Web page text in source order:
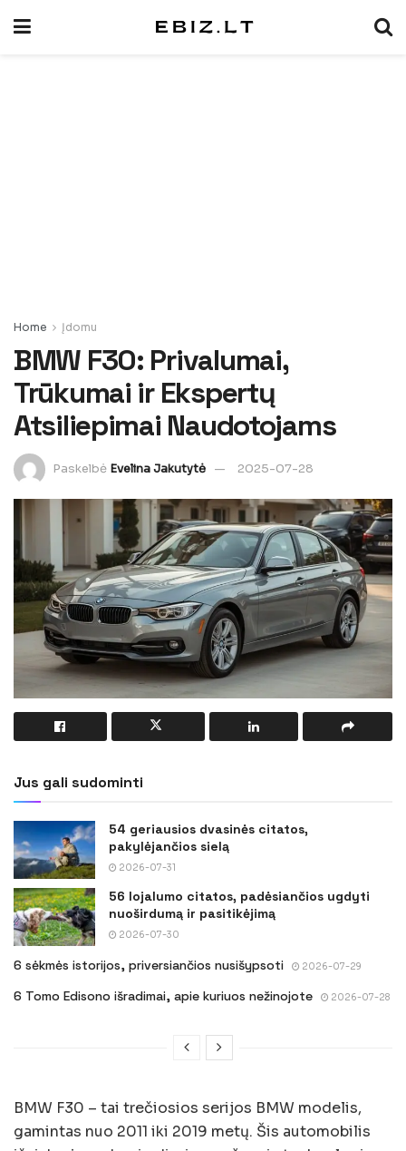
Home Įdomu
BMW F30: Privalumai,
Trūkumai ir Ekspertų
Atsiliepimai Naudotojams
Paskelbė Evelina Jakutytė 2025-07-28
Jus gali sudominti
54 geriausios dvasinės citatos,
pakylėjančios sielą
2026-07-31
56 lojalumo citatos, padėsiančios ugdyti
nuoširdumą ir pasitikėjimą
2026-07-30
6 sėkmės istorijos, priversiančios nusišypsoti 2026-07-29
6 Tomo Edisono išradimai, apie kuriuos nežinojote 2026-07-28
BMW F30 – tai trečiosios serijos BMW modelis,
gamintas nuo 2011 iki 2019 metų. Šis automobilis